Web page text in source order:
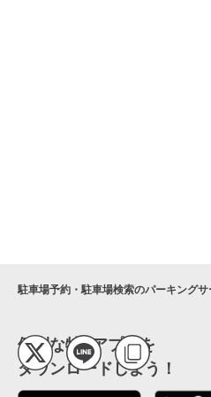
駐車場予約・駐車場検索のパーキング
便利な特Pアプリを
ダウンロードしよう！